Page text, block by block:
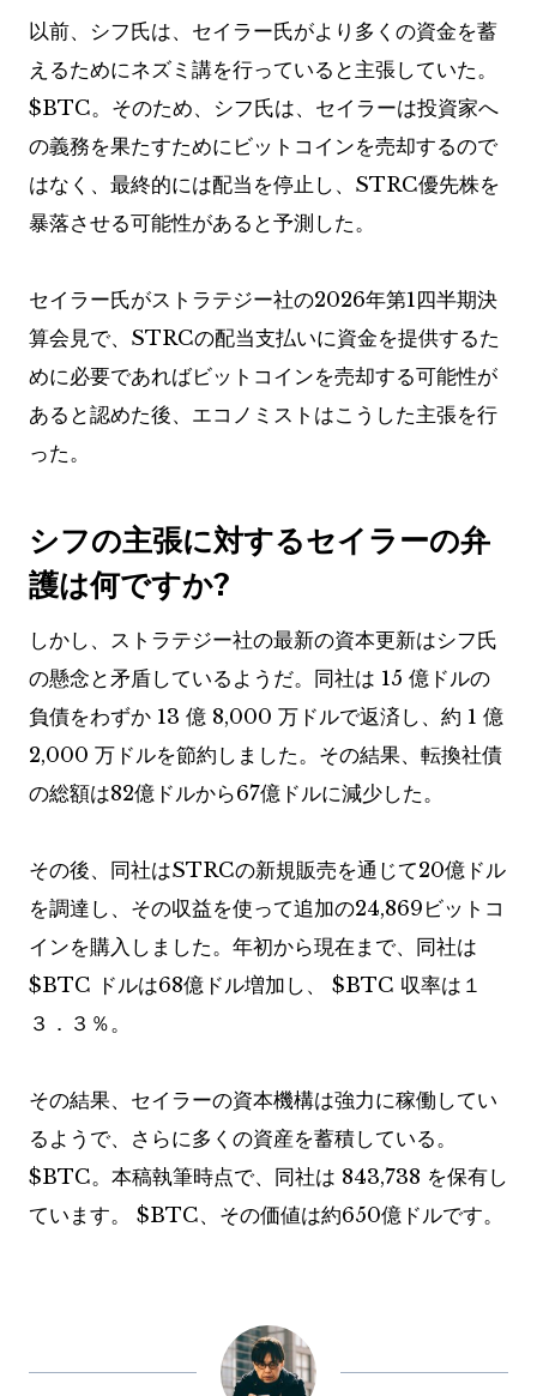
以前、シフ氏は、セイラー氏がより多くの資金を蓄
えるためにネズミ講を行っていると主張していた。
$BTC。そのため、シフ氏は、セイラーは投資家へ
の義務を果たすためにビットコインを売却するので
はなく、最終的には配当を停止し、STRC優先株を
暴落させる可能性があると予測した。
セイラー氏がストラテジー社の2026年第1四半期決
算会見で、STRCの配当支払いに資金を提供するた
めに必要であればビットコインを売却する可能性が
あると認めた後、エコノミストはこうした主張を行
った。
シフの主張に対するセイラーの弁
護は何ですか?
しかし、ストラテジー社の最新の資本更新はシフ氏
の懸念と矛盾しているようだ。同社は 15 億ドルの
負債をわずか 13 億 8,000 万ドルで返済し、約 1 億
2,000 万ドルを節約しました。その結果、転換社債
の総額は82億ドルから67億ドルに減少した。
その後、同社はSTRCの新規販売を通じて20億ドル
を調達し、その収益を使って追加の24,869ビットコ
インを購入しました。年初から現在まで、同社は
$BTC ドルは68億ドル増加し、 $BTC 収率は１
３．３％。
その結果、セイラーの資本機構は強力に稼働してい
るようで、さらに多くの資産を蓄積している。
$BTC。本稿執筆時点で、同社は 843,738 を保有し
ています。 $BTC、その価値は約650億ドルです。